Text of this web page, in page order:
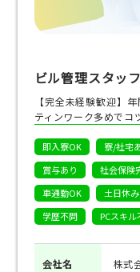
ビル管理スタッフ
【完全未経験歓迎】
ティンワーク多めでコ
即入寮OK 寮/社宅
賞与あり
社会保険
車通勤OK
土日休み
学歴不問
PCスキル
会社名 株式